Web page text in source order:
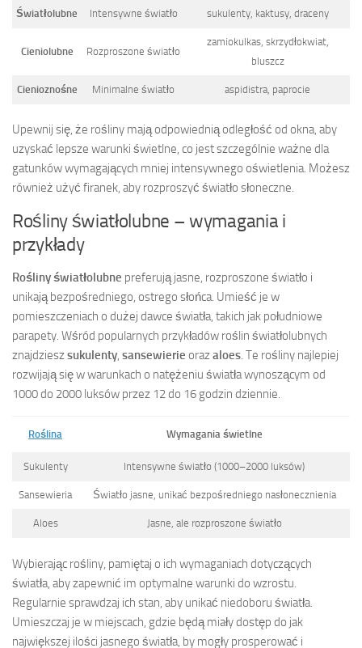
Światłolubne Intensywne światło sukulenty, kaktusy, draceny
Cieniolubne Rozproszone światło
zamiokulkas, skrzydłokwiat,
bluszcz
Cienioznośne Minimalne światło aspidistra, paprocie
Upewnij się, że rośliny mają odpowiednią odległość od okna, aby
uzyskać lepsze warunki świetlne, co jest szczególnie ważne dla
gatunków wymagających mniej intensywnego oświetlenia. Możesz
również użyć firanek, aby rozproszyć światło słoneczne.
Rośliny światłolubne – wymagania i
przykłady
Rośliny światłolubne preferują jasne, rozproszone światło i
unikają bezpośredniego, ostrego słońca. Umieść je w
pomieszczeniach o dużej dawce światła, takich jak południowe
parapety. Wśród popularnych przykładów roślin światłolubnych
znajdzieszsukulenty, sansewierie orazaloes. Te rośliny najlepiej
rozwijają się w warunkach o natężeniu światła wynoszącym od
1000 do 2000 luksów przez 12 do 16 godzin dziennie.
Roślina Wymagania świetlne
Sukulenty Intensywne światło (1000–2000 luksów)
Sansewieria Światło jasne, unikać bezpośredniego nasłonecznienia
Aloes Jasne, ale rozproszone światło
Wybierając rośliny, pamiętaj o ich wymaganiach dotyczących
światła, aby zapewnić im optymalne warunki do wzrostu.
Regularnie sprawdzaj ich stan, aby unikać niedoboru światła.
Umieszczaj je w miejscach, gdzie będą miały dostęp do jak
największej ilości jasnego światła, by mogły prosperować i